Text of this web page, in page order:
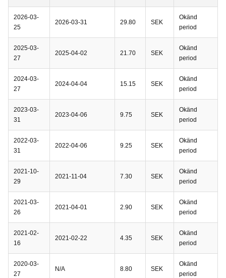
2026-03-
25
2026-03-31 29.80 SEK
Okänd
period
2025-03-
27
2025-04-02 21.70 SEK
Okänd
period
2024-03-
27
2024-04-04 15.15 SEK
Okänd
period
2023-03-
31
2023-04-06 9.75 SEK
Okänd
period
2022-03-
31
2022-04-06 9.25 SEK
Okänd
period
2021-10-
29
2021-11-04 7.30 SEK
Okänd
period
2021-03-
26
2021-04-01 2.90 SEK
Okänd
period
2021-02-
16
2021-02-22 4.35 SEK
Okänd
period
2020-03-
27
N/A 8.80 SEK
Okänd
period